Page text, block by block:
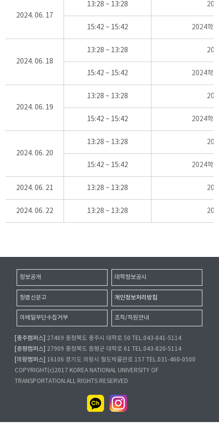
2024. 06. 17
13:28 ~ 13:28
15:42 ~ 15:42 2024학
2024. 06. 18
13:28 ~ 13:28
15:42 ~ 15:42 2024학
2024. 06. 19
13:28 ~ 13:28
15:42 ~ 15:42 2024학
2024. 06. 20
13:28 ~ 13:28
15:42 ~ 15:42 2024학
2024. 06. 21 13:28 ~ 13:28
2024. 06. 22 13:28 ~ 13:28
정보공개 대학정보공시
청렴신문고 개인정보처리방침
이메일무단수집거부 조직/직원안내
[충주캠퍼스]
27469 충청북도 충주시 대학로 50 TEL.043-841-5114
[증평캠퍼스]
27909 충청북도 증평군 대학로 61 TEL.043-820-5114
[의왕캠퍼스]
16106 경기도 의왕시 철도박물관로 157 TEL.031-460-0500
COPYRIGHT(c)2017 KOREA NATIONAL UNIVERSITY OF
TRANSPORTATION.ALL RIGHTS RESERVED